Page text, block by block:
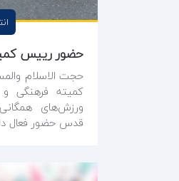
حجت الاسلام
کمیته فرهنگی
ورزش‌های
قدس حضور فعال